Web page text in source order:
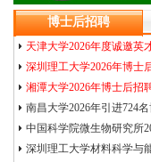
博士后招聘
天津大学2026年度诚邀英
深圳理工大学2026年博士
湘潭大学2026年博士后招
南昌大学2026年引进724
中国科学院微生物研究所
深圳理工大学材料科学与